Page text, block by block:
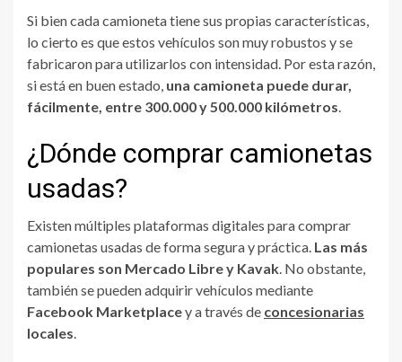
Si bien cada camioneta tiene sus propias características,
lo cierto es que estos vehículos son muy robustos y se
fabricaron para utilizarlos con intensidad. Por esta razón,
si está en buen estado, una camioneta puede durar,
fácilmente, entre 300.000 y 500.000 kilómetros.
¿Dónde comprar camionetas
usadas?
Existen múltiples plataformas digitales para comprar
camionetas usadas de forma segura y práctica. Las más
populares son Mercado Libre y Kavak. No obstante,
también se pueden adquirir vehículos mediante
Facebook Marketplacey a través de concesionarias
locales.